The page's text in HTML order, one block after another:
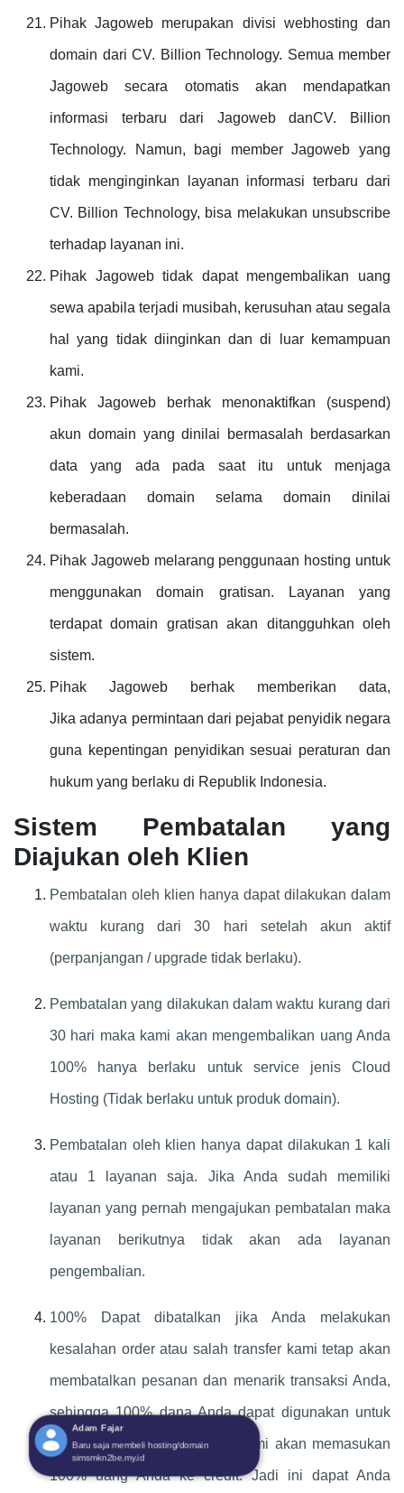
Pihak Jagoweb merupakan divisi webhosting dan
domain dari CV. Billion Technology. Semua member
Jagoweb secara otomatis akan mendapatkan
informasi terbaru dari Jagoweb danCV. Billion
Technology. Namun, bagi member Jagoweb yang
tidak menginginkan layanan informasi terbaru dari
CV. Billion Technology, bisa melakukan unsubscribe
terhadap layanan ini.
Pihak Jagoweb tidak dapat mengembalikan uang
sewa apabila terjadi musibah, kerusuhan atau segala
hal yang tidak diinginkan dan di luar kemampuan
kami.
Pihak Jagoweb berhak menonaktifkan (suspend)
akun domain yang dinilai bermasalah berdasarkan
data yang ada pada saat itu untuk menjaga
keberadaan domain selama domain dinilai
bermasalah.
Pihak Jagoweb melarang penggunaan hosting untuk
menggunakan domain gratisan. Layanan yang
terdapat domain gratisan akan ditangguhkan oleh
sistem.
Pihak Jagoweb berhak memberikan data,
Jika adanya permintaan dari pejabat penyidik negara
guna kepentingan penyidikan sesuai peraturan dan
hukum yang berlaku di Republik Indonesia.
Sistem Pembatalan yang
Diajukan oleh Klien
Pembatalan oleh klien hanya dapat dilakukan dalam
waktu kurang dari 30 hari setelah akun aktif
(perpanjangan / upgrade tidak berlaku).
Pembatalan yang dilakukan dalam waktu kurang dari
30 hari maka kami akan mengembalikan uang Anda
100% hanya berlaku untuk service jenis Cloud
Hosting (Tidak berlaku untuk produk domain).
Pembatalan oleh klien hanya dapat dilakukan 1 kali
atau 1 layanan saja. Jika Anda sudah memiliki
layanan yang pernah mengajukan pembatalan maka
layanan berikutnya tidak akan ada layanan
pengembalian.
100% Dapat dibatalkan jika Anda melakukan
kesalahan order atau salah transfer kami tetap akan
membatalkan pesanan dan menarik transaksi Anda,
sehingga 100% dana Anda dapat digunakan untuk
transaksi lagi, dalam hal ini kami akan memasukan
100% uang Anda ke credit. Jadi ini dapat Anda